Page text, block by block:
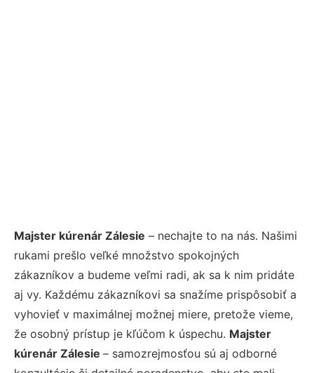
Majster kúrenár Zálesie – nechajte to na nás. Našimi
rukami prešlo veľké množstvo spokojných
zákazníkov a budeme veľmi radi, ak sa k nim pridáte
aj vy. Každému zákazníkovi sa snažíme prispôsobiť a
vyhovieť v maximálnej možnej miere, pretože vieme,
že osobný prístup je kľúčom k úspechu. Majster
kúrenár Zálesie – samozrejmosťou sú aj odborné